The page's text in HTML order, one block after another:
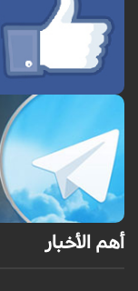
أهم الأخبار